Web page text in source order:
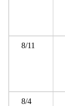
8/11
8/4